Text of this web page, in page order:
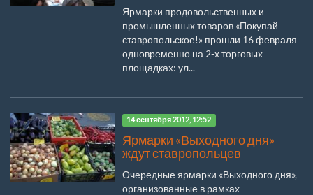
Ярмарки продовольственных и
промышленных товаров «Покупай
ставропольское!» прошли 16 февраля
одновременно на 2-х торговых
площадках: ул...
14 сентября 2012, 12:52
Ярмарки «Выходного дня»
ждут ставропольцев
Очередные ярмарки «Выходного дня»,
организованные в рамках